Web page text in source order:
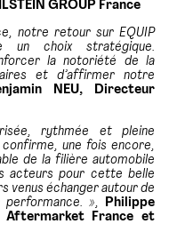
GROUP France
notre retour sur EQUIP
un choix stratégique.
la notoriété de la
et d’affirmer notre
NEU, Directeur
rythmée et pleine
confirme, une fois encore,
de la filière automobile
acteurs pour cette belle
venus échanger autour de
», Philippe
Aftermarket France et